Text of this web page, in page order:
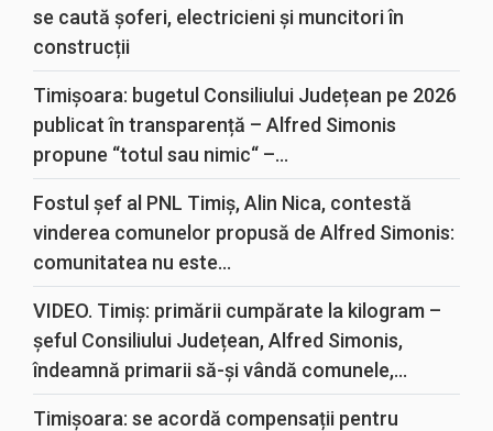
se caută șoferi, electricieni și muncitori în
construcții
Timișoara: bugetul Consiliului Județean pe 2026
publicat în transparență – Alfred Simonis
propune “totul sau nimic“ –...
Fostul șef al PNL Timiș, Alin Nica, contestă
vinderea comunelor propusă de Alfred Simonis:
comunitatea nu este...
VIDEO. Timiș: primării cumpărate la kilogram –
șeful Consiliului Județean, Alfred Simonis,
îndeamnă primarii să-și vândă comunele,...
Timișoara: se acordă compensații pentru